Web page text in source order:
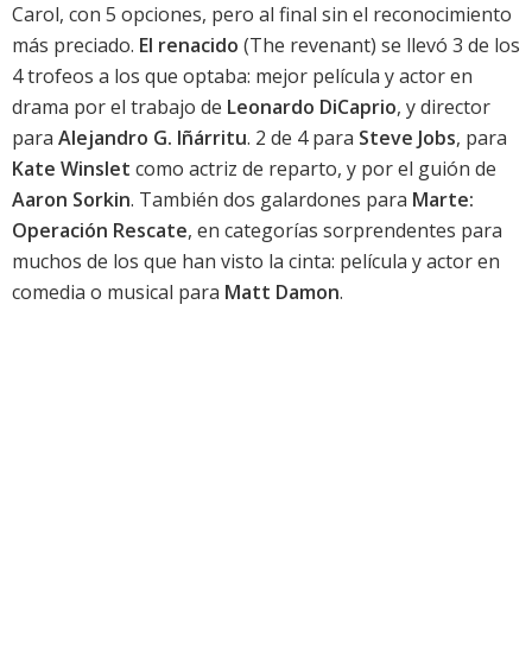
Carol, con 5 opciones, pero al final sin el reconocimiento
más preciado. El renacido (The revenant) se llevó 3 de los
4 trofeos a los que optaba: mejor película y actor en
drama por el trabajo de Leonardo DiCaprio, y director
para Alejandro G. Iñárritu. 2 de 4 para Steve Jobs, para
Kate Winslet como actriz de reparto, y por el guión de
Aaron Sorkin. También dos galardones para Marte:
Operación Rescate, en categorías sorprendentes para
muchos de los que han visto la cinta: película y actor en
comedia o musical para Matt Damon.